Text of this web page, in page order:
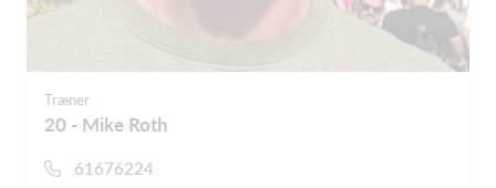
Træner
20 - Mike Roth
61676224